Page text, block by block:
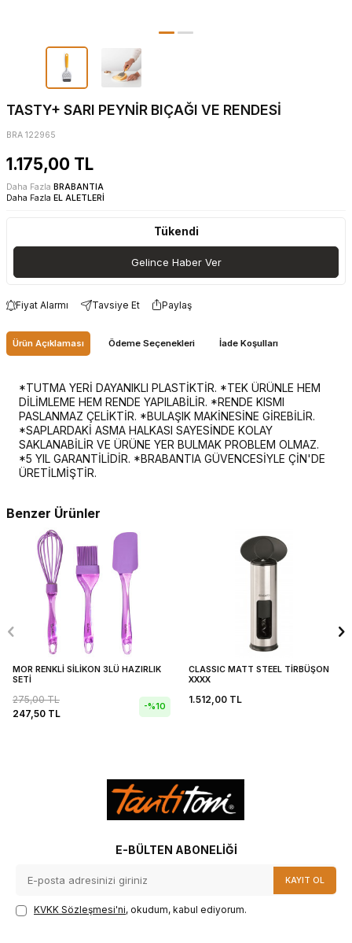
TASTY+ SARI PEYNİR BIÇAĞI VE RENDESİ
BRA 122965
1.175,00 TL
Daha Fazla BRABANTIA
Daha Fazla EL ALETLERİ
Tükendi
Gelince Haber Ver
Fiyat Alarmı Tavsiye Et Paylaş
Ürün Açıklaması Ödeme Seçenekleri İade Koşulları
*TUTMA YERİ DAYANIKLI PLASTİKTİR. *TEK ÜRÜNLE HEM
DİLİMLEME HEM RENDE YAPILABİLİR. *RENDE KISMI
PASLANMAZ ÇELİKTİR. *BULAŞIK MAKİNESİNE GİREBİLİR.
*SAPLARDAKİ ASMA HALKASI SAYESİNDE KOLAY
SAKLANABİLİR VE ÜRÜNE YER BULMAK PROBLEM OLMAZ.
*5 YIL GARANTİLİDİR. *BRABANTIA GÜVENCESİYLE ÇİN'DE
ÜRETİLMİŞTİR.
Benzer Ürünler
MOR RENKLİ SİLİKON 3LÜ HAZIRLIK
SETİ
275,00TL
247,50 TL
-%10
CLASSIC MATT STEEL TİRBÜŞON
XXXX
1.512,00TL
E-BÜLTEN ABONELIĞI
KAYIT OL
KVKK Sözleşmesi'ni, okudum, kabul ediyorum.